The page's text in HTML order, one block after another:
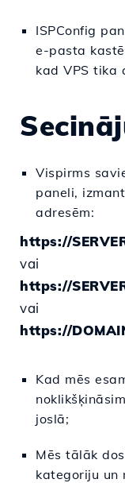
ISPConfig
e-pasta
kad VPS tika
Vispirms
paneli,
adresēm:
https://
vai
https://
vai
https://
Kad mēs
joslā;
Mēs tālāk
kategoriju un